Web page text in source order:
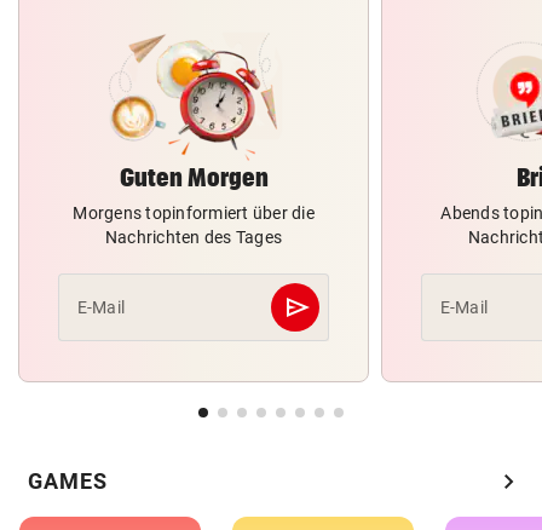
Guten Morgen
Morgens topinformiert über die
Nachrichten des Tages
E-Mail send
Abschicken
Abends
E-Mail
GAMES chevron_right